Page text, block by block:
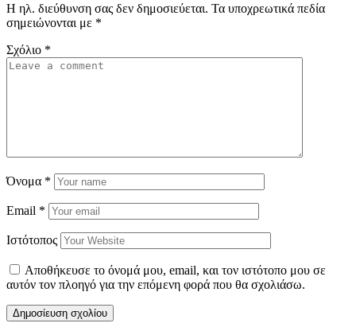
Η ηλ. διεύθυνση σας δεν δημοσιεύεται. Τα υποχρεωτικά πεδία
σημειώνονται με *
Σχόλιο *
Όνομα *
Email *
Ιστότοπος
Αποθήκευσε το όνομά μου, email, και τον ιστότοπο μου σε
αυτόν τον πλοηγό για την επόμενη φορά που θα σχολιάσω.